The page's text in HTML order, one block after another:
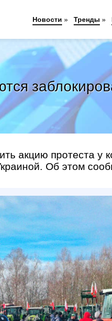
акцию протеста у
Об этом
Новости » Тренды »